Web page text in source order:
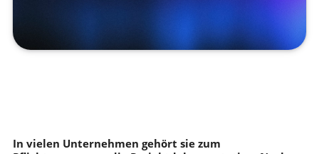
In vielen Unternehmen gehört sie zum